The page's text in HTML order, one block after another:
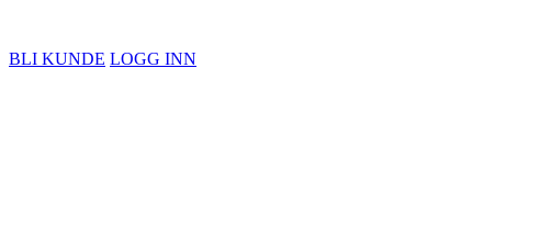
BLI KUNDE LOGG INN